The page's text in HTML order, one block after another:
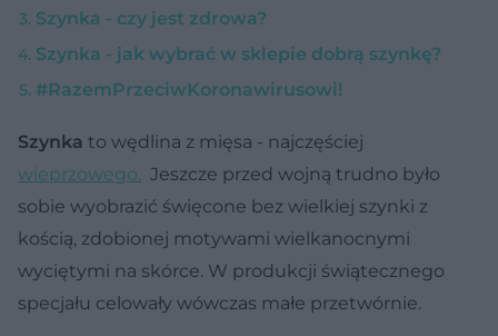
Szynka - czy jest zdrowa?
Szynka - jak wybrać w sklepie dobrą szynkę?
#RazemPrzeciwKoronawirusowi!
Szynka to wędlina z mięsa - najczęściej
wieprzowego. Jeszcze przed wojną trudno było
sobie wyobrazić święcone bez wielkiej szynki z
kością, zdobionej motywami wielkanocnymi
wyciętymi na skórce. W produkcji świątecznego
specjału celowały wówczas małe przetwórnie.